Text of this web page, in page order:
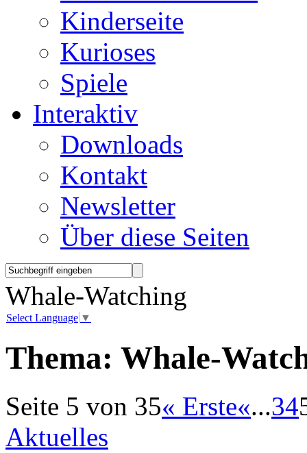
Kinderseite
Kurioses
Spiele
Interaktiv
Downloads
Kontakt
Newsletter
Über diese Seiten
Whale-Watching
Select Language ▼
Thema: Whale-
Seite 5 von 35« Erste«...34
Aktuelles